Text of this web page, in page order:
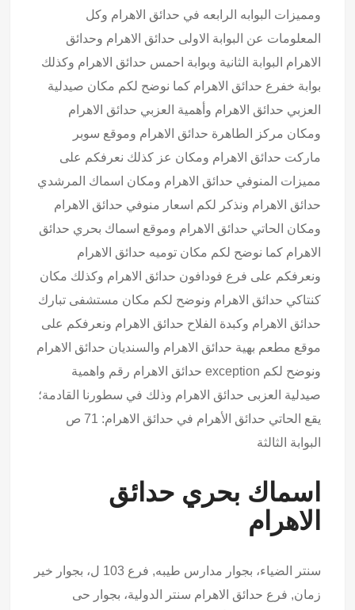
ومميزات البوابه الرابعه في حدائق الاهرام وكل
المعلومات عن البوابة الاولى حدائق الاهرام وحدائق
الاهرام البوابة الثانية وبوابة احمس حدائق الاهرام وكذلك
بوابة خفرع حدائق الاهرام كما نوضح لكم مكان صيدلية
العزبي حدائق الاهرام وأهمية العزبي حدائق الاهرام
ومكان مركز الطاهرة حدائق الاهرام وموقع سوبر
ماركت حدائق الاهرام ومكان عز كذلك نعرفكم على
مميزات المنوفي حدائق الاهرام ومكان اسماك المرشدي
حدائق الاهرام ونذكر لكم اسعار منوفي حدائق الاهرام
ومكان الحاتي حدائق الاهرام وموقع اسماك بحري حدائق
الاهرام كما نوضح لكم مكان توميه حدائق الاهرام
ونعرفكم على فرع فودافون حدائق الاهرام وكذلك مكان
كنتاكي حدائق الاهرام ونوضح لكم مكان مستشفى تبارك
حدائق الاهرام وكبدة الفلاح حدائق الاهرام ونعرفكم على
موقع مطعم بهية حدائق الاهرام والسنديان حدائق الاهرام
ونوضح لكم exception حدائق الاهرام رقم واهمية
صيدلية العزبى حدائق الاهرام وذلك في سطورنا القادمة؛
يقع الحاتي حدائق الأهرام في حدائق الاهرام: 71 ص
البوابة الثالثة
اسماك بحري حدائق
الاهرام
سنتر الضياء، بجوار مدارس طيبه, فرع 103 ل، بجوار خير
زمان, فرع حدائق الاهرام سنتر الدولية، بجوار حى